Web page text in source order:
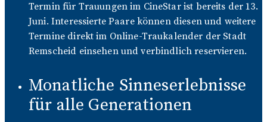
Termin für Trauungen im CineStar ist bereits der 13.
Juni. Interessierte Paare können diesen und weitere
Termine direkt im Online-Traukalender der Stadt
Remscheid einsehen und verbindlich reservieren.
Monatliche Sinneserlebnisse
für alle Generationen